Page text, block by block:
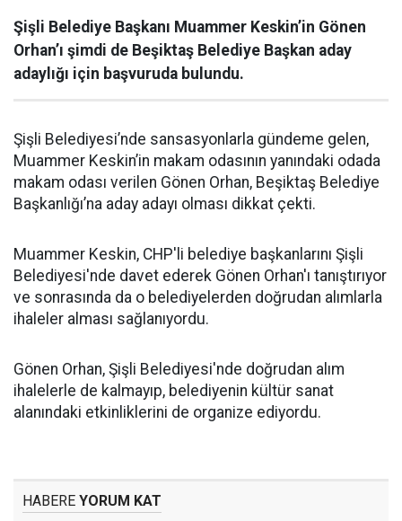
Şişli Belediye Başkanı Muammer Keskin’in Gönen
Orhan’ı şimdi de Beşiktaş Belediye Başkan aday
adaylığı için başvuruda bulundu.
Şişli Belediyesi’nde sansasyonlarla gündeme gelen,
Muammer Keskin’in makam odasının yanındaki odada
makam odası verilen Gönen Orhan, Beşiktaş Belediye
Başkanlığı’na aday adayı olması dikkat çekti.
Muammer Keskin, CHP'li belediye başkanlarını Şişli
Belediyesi'nde davet ederek Gönen Orhan'ı tanıştırıyor
ve sonrasında da o belediyelerden doğrudan alımlarla
ihaleler alması sağlanıyordu.
Gönen Orhan, Şişli Belediyesi'nde doğrudan alım
ihalelerle de kalmayıp, belediyenin kültür sanat
alanındaki etkinliklerini de organize ediyordu.
HABERE YORUM KAT